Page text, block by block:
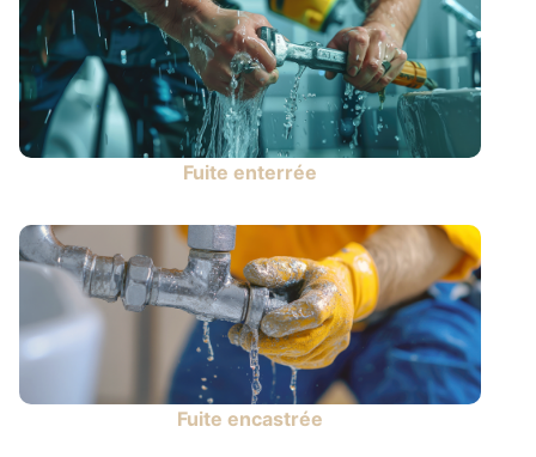
Fuite enterrée
Fuite encastrée